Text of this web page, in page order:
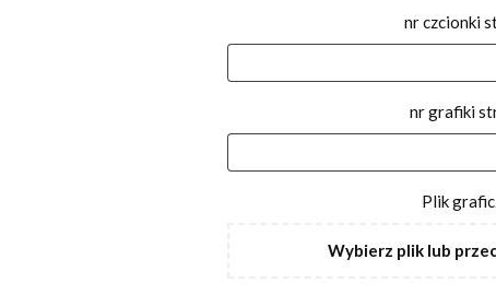
nr czcionki
nr grafiki
Plik
Wybierz plik lub